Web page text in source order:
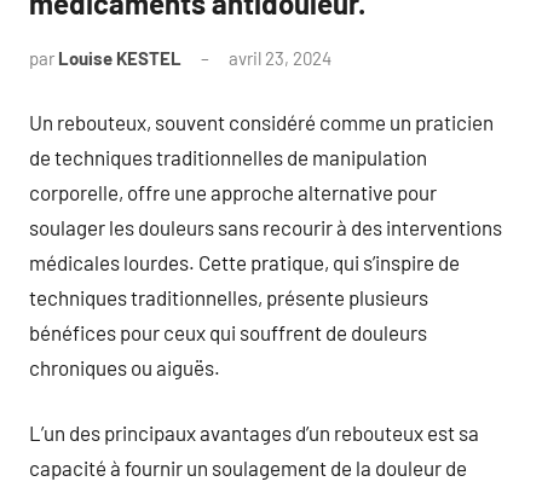
par Louise KESTEL avril 23, 2024
Un rebouteux, souvent considéré comme un praticien
de techniques traditionnelles de manipulation
corporelle, offre une approche alternative pour
soulager les douleurs sans recourir à des interventions
médicales lourdes. Cette pratique, qui s’inspire de
techniques traditionnelles, présente plusieurs
bénéfices pour ceux qui souffrent de douleurs
chroniques ou aiguës.
L’un des principaux avantages d’un rebouteux est sa
capacité à fournir un soulagement de la douleur de